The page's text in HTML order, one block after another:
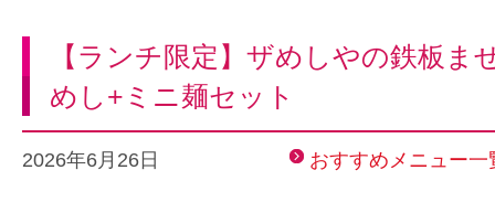
【ランチ限定】ザめしやの鉄板ま
めし+ミニ麺セット
2026年6月26日 おすすめメニュー一